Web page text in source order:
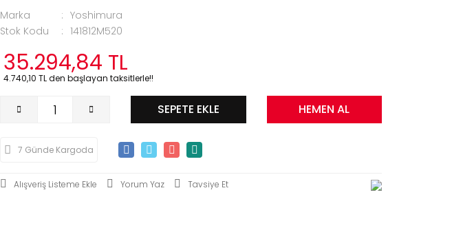
Marka
Yoshimura
Stok Kodu
141812M520
35.294,84 TL
4.740,10 TL den başlayan taksitlerle!!
SEPETE EKLE HEMEN AL
7 Günde Kargoda
Yorum Yaz Tavsiye Et